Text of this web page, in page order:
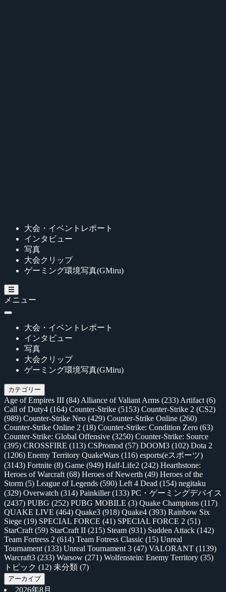
大会・イベントレポート
インタビュー
写真
大会クリップ
ゲーミング環境写真(GMiru)
メニュー
大会・イベントレポート
インタビュー
写真
大会クリップ
ゲーミング環境写真(GMiru)
カテゴリー
Age of Empires III (84) Alliance of Valiant Arms (233) Artifact (6)
Call of Duty4 (164) Counter-Strike (5153) Counter-Strike 2 (CS2)
(989) Counter-Strike Neo (429) Counter-Strike Online (260)
Counter-Strike Online 2 (18) Counter-Strike: Condition Zero (63)
Counter-Strike: Global Offensive (3250) Counter-Strike: Source
(395) CROSSFIRE (113) CSPromod (57) DOOM3 (102) Dota 2
(1206) Enemy Territory QuakeWars (116) esports(eスポーツ)
(3143) Fortnite (8) Game (949) Half-Life2 (242) Hearthstone:
Heroes of Warcraft (68) Heroes of Newerth (49) Heroes of the
Storm (5) League of Legends (590) Left 4 Dead (154) negitaku
(329) Overwatch (314) Painkiller(133) PC・ゲーミングデバイス
(2437) PUBG (252) PUBG MOBILE (3) Quake Champions (117)
QUAKE LIVE (464) Quake3 (918) Quake4 (393) Rainbow Six
Siege (19) SPECIAL FORCE (41) SPECIAL FORCE 2 (51)
StarCraft (59) StarCraft II (215) Steam (931) Sudden Attack (142)
Team Fortress 2 (614) Team Fotress Classic (15) Unreal
Tournament (133) Unreal Tournament 3 (47) VALORANT (1139)
Warcraft3 (233) Warsow (271) Wolfenstein: Enemy Territory (35)
トピック (12) 未分類 (7)
アーカイブ
2026年8月